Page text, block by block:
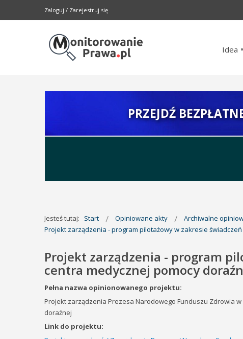
Zaloguj / Zarejestruj się
Idea
PRZEJDŹ
Jesteś tutaj: Start Opiniowane akty Archiwalne
Projekt zarządzenia - program pilotażowy w zakresie
Projekt zarządzenia - program
centra medycznej pomocy
Pełna nazwa opinionowanego projektu:
Projekt zarządzenia Prezesa Narodowego Funduszu Zdrowia
doraźnej
Link do projektu: